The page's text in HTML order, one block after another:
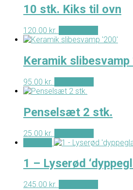
10 stk. Kiks til ovn
120.00 kr.
Keramik slibesvamp
95.00 kr.
Penselsæt 2 stk.
25.00 kr.
1 – Lyserød
245.00 kr.